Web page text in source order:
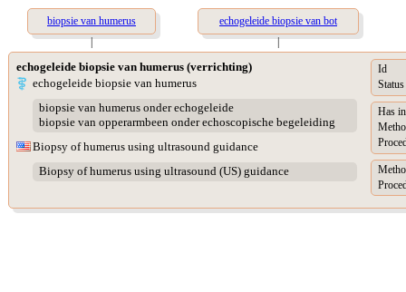
biopsie van humerus
echogeleide biopsie van bot
|
|
echogeleide biopsie van humerus (verrichting)
echogeleide biopsie van humerus
biopsie van humerus onder echogeleide
biopsie van opperarmbeen onder echoscopische begeleiding
Biopsy of humerus using ultrasound guidance
Biopsy of humerus using ultrasound (US) guidance
Id
Status
Has